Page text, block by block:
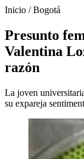
Inicio /Bogotá
Presunto
Valentina
razón
La joven
su expareja